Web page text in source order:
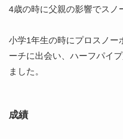
4歳の時に父親の影響でスノ
小学1年生の時にプロスノー
ーチに出会い、ハーフパイ
ました。
成績